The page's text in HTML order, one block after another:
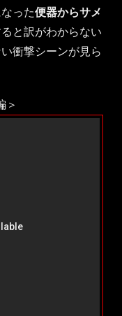
った便器からサメ
と訳がわからない
衝撃シーンが見ら
＞